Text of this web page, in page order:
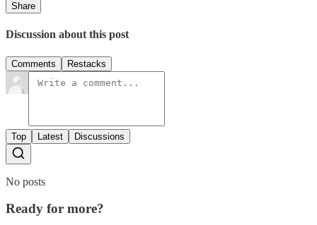
Share
Discussion about this post
Comments Restacks
Top Latest Discussions
No posts
Ready for more?